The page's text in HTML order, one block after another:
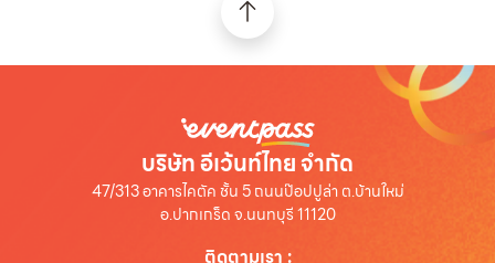
บริษัท อีเว้นท์ไทย จำกัด
47/313 อาคารไคตัค ชั้น 5 ถนนป๊อปปูล่า ต.บ้านใหม่
อ.ปากเกร็ด จ.นนทบุรี 11120
ติดตามเรา :